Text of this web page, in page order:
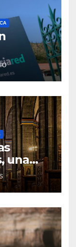
N
O
H
A
Y
C
O
M
N
T
A
una
de
N
O
H
A